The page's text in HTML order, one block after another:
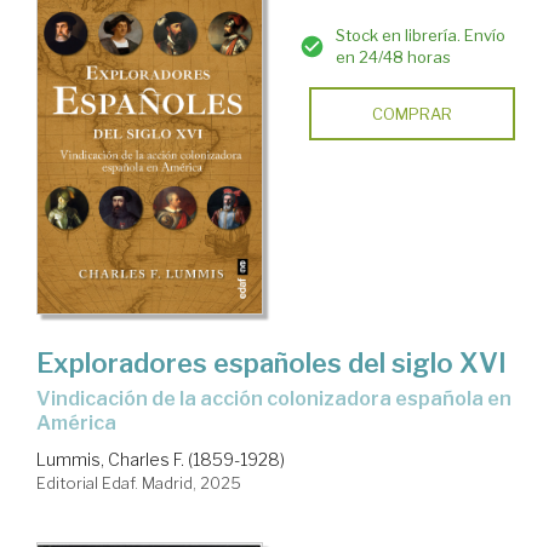
Stock en librería. Envío
en 24/48 horas
COMPRAR
Exploradores españoles del siglo XVI
Vindicación de la acción colonizadora española en
América
Lummis, Charles F. (1859-1928)
Editorial Edaf. Madrid, 2025